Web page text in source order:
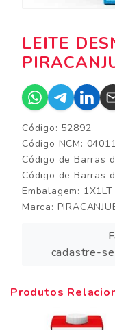
LEITE
Código: 52892
Código NCM:
Código de Barras
Código de Barras
Embalagem: 1X1LT
Marca:
cadastre-
Produtos